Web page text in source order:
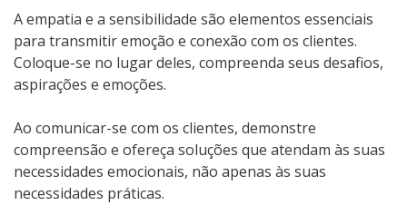
A empatia e a sensibilidade são elementos essenciais
para transmitir emoção e conexão com os clientes.
Coloque-se no lugar deles, compreenda seus desafios,
aspirações e emoções.
Ao comunicar-se com os clientes, demonstre
compreensão e ofereça soluções que atendam às suas
necessidades emocionais, não apenas às suas
necessidades práticas.